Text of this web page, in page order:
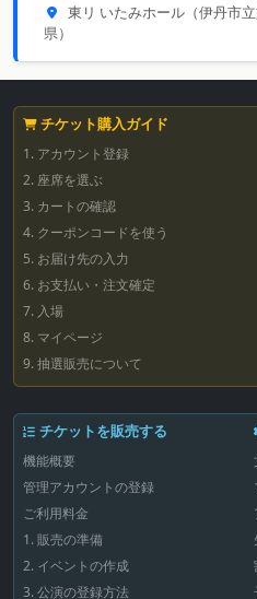
東リ いたみホール（伊丹市
県）
チケット購入ガイド
1. アカウント登録
2. 座席を選ぶ
3. カートの確認
4. クーポンコードを使う
5. お届け先の入力
6. お支払い・注文確定
7. 入場
8. マイページ
9. 抽選販売について
チケットを販売する
機能概要
管理アカウントの登録
ご利用料金
1. 販売の準備
2. イベントの作成
3. 公演の登録方法